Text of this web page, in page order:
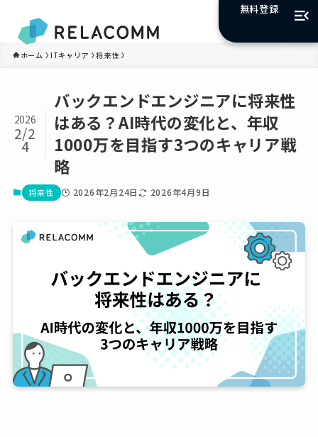
無料登録
ホーム ITキャリア 将来性
バックエンドエンジニアに将来性
はある？AI時代の変化と、年収
1000万を目指す3つのキャリア戦
略
2026
2/2
4
将来性 2026年2月24日 2026年4月9日